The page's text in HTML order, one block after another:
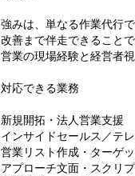
強みは、単なる作業代行
改善まで伴走できることで
営業の現場経験と経営者
対応できる業務
新規開拓・法人営業支援
インサイドセールス／テ
営業リスト作成・ターゲ
アプローチ文面・スクリ